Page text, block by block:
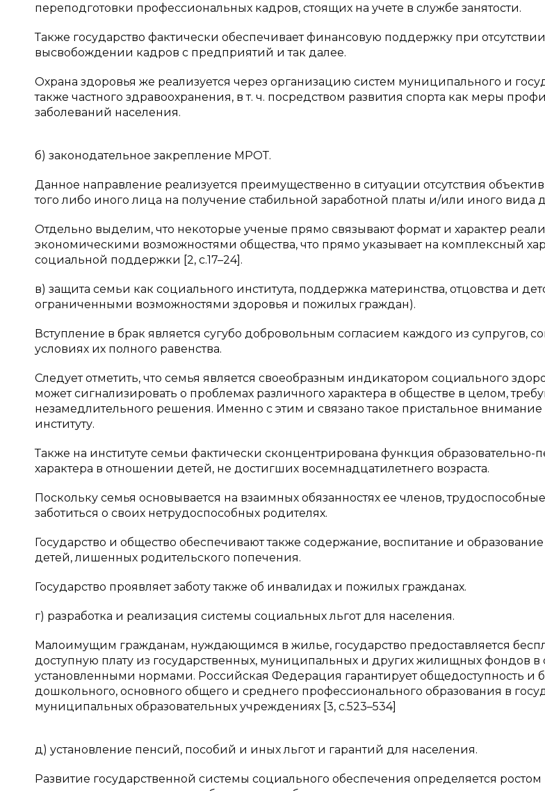
переподготовки профессиональных кадров, стоящих на учете в службе занятости.
Также государство фактически обеспечивает финансовую поддержку при отсутствии
высвобождении кадров с предприятий и так далее.
Охрана здоровья же реализуется через организацию систем муниципального и
также частного здравоохранения, в т. ч. посредством развития спорта как меры
заболеваний населения.
б) законодательное закрепление МРОТ.
Данное направление реализуется преимущественно в ситуации отсутствия
того либо иного лица на получение стабильной заработной платы и/или иного вида
Отдельно выделим, что некоторые ученые прямо связывают формат и характер
экономическими возможностями общества, что прямо указывает на комплексный
социальной поддержки [2, c.17–24].
в) защита семьи как социального института, поддержка материнства, отцовства и
ограниченными возможностями здоровья и пожилых граждан).
Вступление в брак является сугубо добровольным согласием каждого из супругов,
условиях их полного равенства.
Следует отметить, что семья является своеобразным индикатором социального
может сигнализировать о проблемах различного характера в обществе в целом,
незамедлительного решения. Именно с этим и связано такое пристальное
институту.
Также на институте семьи фактически сконцентрирована функция образовательно-
характера в отношении детей, не достигших восемнадцатилетнего возраста.
Поскольку семья основывается на взаимных обязанностях ее членов,
заботиться о своих нетрудоспособных родителях.
Государство и общество обеспечивают также содержание, воспитание и
детей, лишенных родительского попечения.
Государство проявляет заботу также об инвалидах и пожилых гражданах.
г) разработка и реализация системы социальных льгот для населения.
Малоимущим гражданам, нуждающимся в жилье, государство предоставляется
доступную плату из государственных, муниципальных и других жилищных фондов в
установленными нормами. Российская Федерация гарантирует общедоступность и
дошкольного, основного общего и среднего профессионального образования в
муниципальных образовательных учреждениях [3, c.523–534]
д) установление пенсий, пособий и иных льгот и гарантий для населения.
Развитие государственной системы социального обеспечения определяется ростом